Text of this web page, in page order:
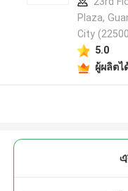
Plaza,
City
5.0
ผู้ผลิตไ